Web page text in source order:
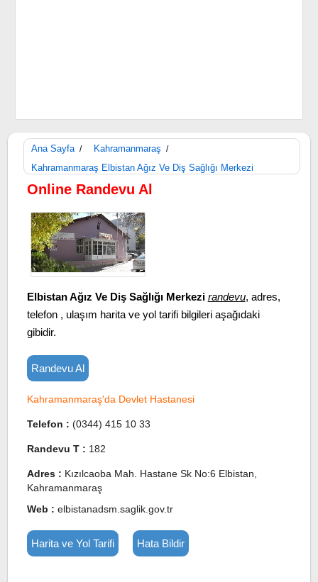
Ana Sayfa / Kahramanmaraş /
Kahramanmaraş Elbistan Ağız Ve Diş Sağlığı Merkezi
Online Randevu Al
Elbistan Ağız Ve Diş Sağlığı Merkezi randevu, adres,
telefon , ulaşım harita ve yol tarifi bilgileri aşağıdaki
gibidir.
Randevu Al
Kahramanmaraş'da Devlet Hastanesi
Telefon : (0344) 415 10 33
Randevu T : 182
Adres : Kızılcaoba Mah. Hastane Sk No:6 Elbistan,
Kahramanmaraş
Web : elbistanadsm.saglik.gov.tr
Harita ve Yol Tarifi Hata Bildir